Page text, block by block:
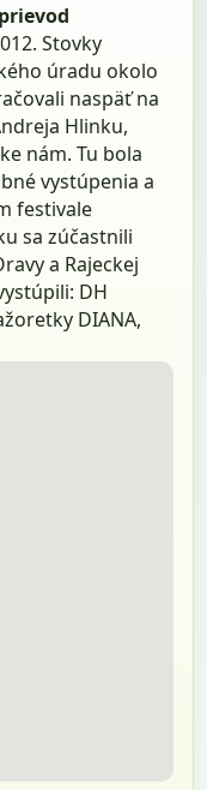
Stovky
úradu okolo
naspäť na
Hlinku,
nám. Tu bola
vystúpenia a
festivale
sa zúčastnili
a Rajeckej
DH
DIANA,